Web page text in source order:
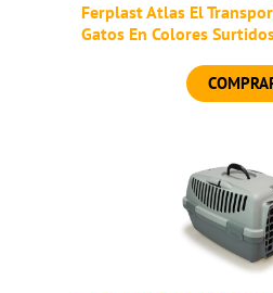
Ferplast Atlas El
Gatos En Colores